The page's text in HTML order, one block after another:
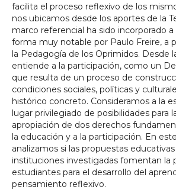
facilita el proceso reflexivo de los
nos ubicamos desde los aportes de la
marco referencial ha sido incorporado
forma muy notable por Paulo Freire, a
la Pedagogía de los Oprimidos. Desde
entiende a la participación, como un
que resulta de un proceso de
condiciones sociales, políticas y
histórico concreto. Consideramos a la
lugar privilegiado de posibilidades para
apropiación de dos derechos
la educación y a la participación. En
analizamos si las propuestas
instituciones investigadas fomentan la
estudiantes para el desarrollo del
pensamiento reflexivo.